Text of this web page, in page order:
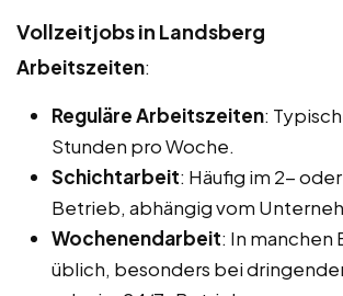
Vollzeitjobs in Landsberg
Arbeitszeiten:
Reguläre Arbeitszeiten:
Stunden pro Woche.
Schichtarbeit: Häufig im 2-
Betrieb, abhängig vom
Wochenendarbeit: In manchen
üblich, besonders bei